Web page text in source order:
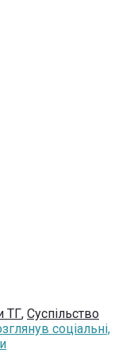
ТГ, Суспільство
соціальні,